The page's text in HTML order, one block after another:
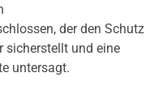
der den Schutz
sicherstellt und eine
untersagt.